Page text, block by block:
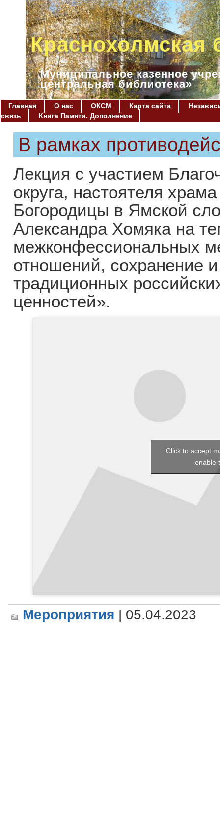
Краснохолмская
Муниципальное казенное
центральная библиотека»
Главная О нас ОКСМ Карта сайта
связь
Книга Памяти. Дополнение
В рамках
Лекция с участием
округа, настоятеля
Богородицы в Ямской
Александра Хомяка на
межконфессиональных
отношений, сохранение
традиционных
ценностей».
Click to accept
enable
Мероприятия | 05.04.2023